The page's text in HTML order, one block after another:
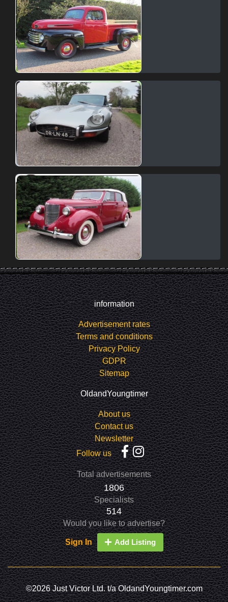
information
Advertisement rates
Terms and conditions
Privacy Policy
GDPR
Sitemap
OldandYoungtimer
About us
Contact us
Newsletter
Follow us
Total advertisements
1806
Specialists
514
Would you like to advertise?
Sign In Add Listing
©2026 Just Victor Ltd. t/a OldandYoungtimer.com